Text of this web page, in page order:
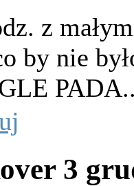
z
by nie
3